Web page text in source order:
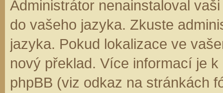
Administrátor nenainstaloval
do vašeho jazyka. Zkuste
jazyka. Pokud lokalizace ve
nový překlad. Více informací je
phpBB (viz odkaz na stránkách